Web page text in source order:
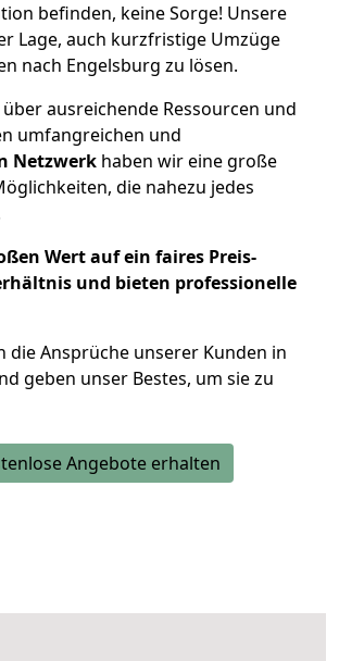
befinden, keine Sorge! Unsere
Lage, auch kurzfristige Umzüge
nach Engelsburg zu lösen.
ausreichende Ressourcen und
umfangreichen und
Netzwerk haben wir eine große
die nahezu jedes
Wert auf ein faires Preis-
und bieten professionelle
die Ansprüche unserer Kunden in
geben unser Bestes, um sie zu
Angebote erhalten